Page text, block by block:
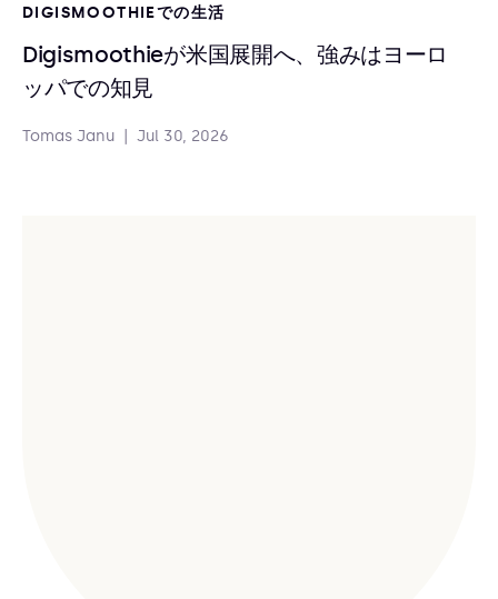
DIGISMOOTHIEでの生活
Digismoothieが米国展開へ、強みはヨーロ
ッパでの知見
Tomas Janu Jul 30, 2026